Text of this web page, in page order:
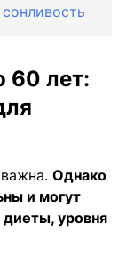
60 лет:
Однако
и могут
диеты, уровня